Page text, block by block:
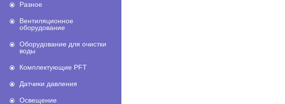
Разное
Вентиляционное
оборудование
Оборудование для очистки
воды
Комплектующие PFT
Датчики давления
Освещение